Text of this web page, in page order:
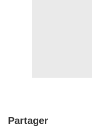
Partager